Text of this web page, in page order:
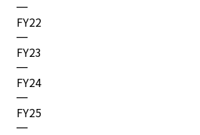
—
FY22
—
FY23
—
FY24
—
FY25
—